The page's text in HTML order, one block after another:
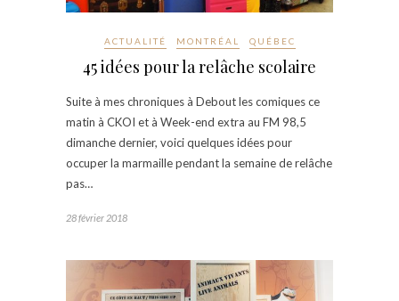
ACTUALITÉ MONTRÉAL QUÉBEC
45 idées pour la relâche scolaire
Suite à mes chroniques à Debout les comiques ce
matin à CKOI et à Week-end extra au FM 98,5
dimanche dernier, voici quelques idées pour
occuper la marmaille pendant la semaine de relâche
pas…
28 février 2018